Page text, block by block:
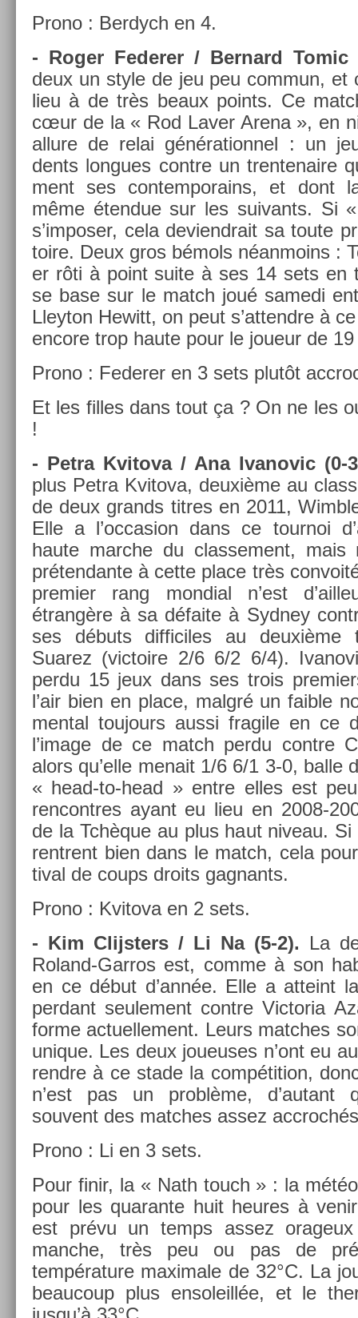
Prono : Be­rdych en 4.
- Roger Feder­er / Be­rnard Tomic
deux un style de jeu peu com­mun, et
lieu à de très beaux points. Ce
cœur de la « Rod Laver Arena », en
al­lure de relai génération­nel : un
dents lon­gues con­tre un tren­tenaire
ment ses con­tem­porains, et dont
même éten­due sur les suivants. Si
s’im­pos­er, cela de­viendrait sa toute
toire. Deux gros bémols néan­moins :
er rôti à point suite à ses 14 sets en
se base sur le match joué samedi
Lleyton Hewitt, on peut s’at­tendre à
en­core trop haute pour le joueur de
Prono : Feder­er en 3 sets plutôt
Et les fil­les dans tout ça ? On ne les
!
- Petra Kvitova / Ana Ivanovic (0-
plus Petra Kvitova, deuxième au
de deux grands tit­res en 2011,
Elle a l’oc­cas­ion dans ce tour­noi
haute marche du clas­se­ment, mais
préten­dante à cette place très
pre­mi­er rang mon­di­al n’est
étrangère à sa défaite à Syd­ney
ses débuts dif­ficiles au deuxième
Suarez (vic­toire 2/6 6/2 6/4).
perdu 15 jeux dans ses trois
l’air bien en place, malgré un faib­le
ment­al toujours aussi fragile en ce
l’image de ce match perdu con­tre
alors qu’elle menait 1/6 6/1 3-0, balle
« head-to-head » entre elles est
re­ncontres ayant eu lieu en 2008-
de la Tchèque au plus haut niveau.
re­ntrent bien dans le match, cela
tiv­al de coups droits gag­nants.
Prono : Kvitova en 2 sets.
- Kim Clijst­ers / Li Na (5-2). La
Roland-Garros est, comme à son
en ce début d’année. Elle a at­teint
per­dant seule­ment con­tre Vic­toria
forme ac­tuel­le­ment. Leurs matches
uni­que. Les deux joueuses n’ont eu
re­ndre à ce stade la com­péti­tion,
n’est pas un problème, d’autant
souvent des matches assez
Prono : Li en 3 sets.
Pour finir, la « Nath touch » : la
pour les quaran­te huit heures à
est prévu un temps assez
manche, très peu ou pas de
tempéra­ture maximale de 32°C. La
be­aucoup plus en­soleillée, et le